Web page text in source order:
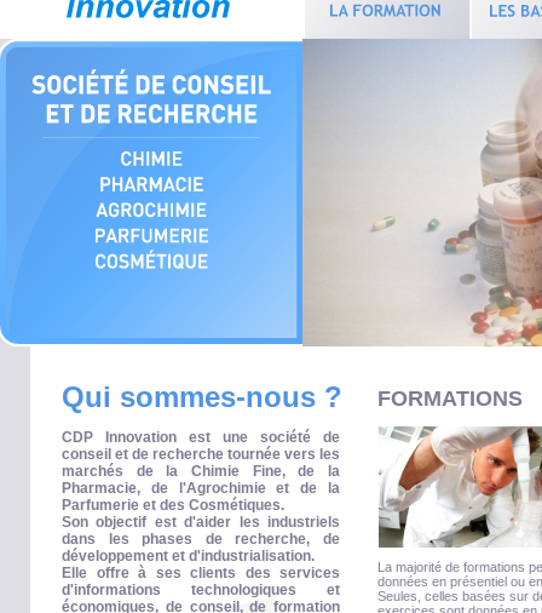
Qui sommes-nous ?
CDP Innovation est une société de
conseil et de recherche tournée vers les
marchés de la Chimie Fine, de la
Pharmacie, de l'Agrochimie et de la
Parfumerie et des Cosmétiques.
Son objectif est d'aider les industriels
dans les phases de recherche, de
développement et d'industrialisation.
Elle offre à ses clients des services
d'informations technologiques et
économiques, de conseil, de formation
FORMATIONS
La majorité de formations
données en présentiel ou
Seules, celles basées sur